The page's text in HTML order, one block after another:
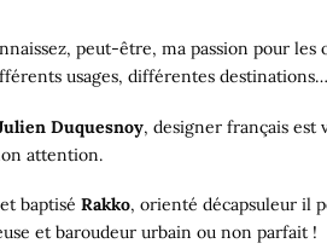
peut-être, ma passion pour
usages, différentes destinations…
Duquesnoy, designer français est
attention.
baptisé Rakko, orienté décapsuleur il
et baroudeur urbain ou non parfait !